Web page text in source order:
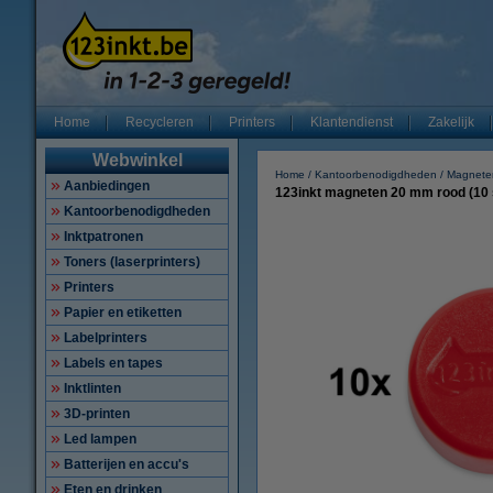
Home Recycleren Printers Klantendienst Zakelijk
Webwinkel
Aanbiedingen
Kantoorbenodigdheden
Inktpatronen
Toners (laserprinters)
Printers
Papier en etiketten
Labelprinters
Labels en tapes
Inktlinten
3D-printen
Led lampen
Batterijen en accu's
Eten en drinken
Home Kantoorbenodigdheden
123inkt magneten 20 mm rood